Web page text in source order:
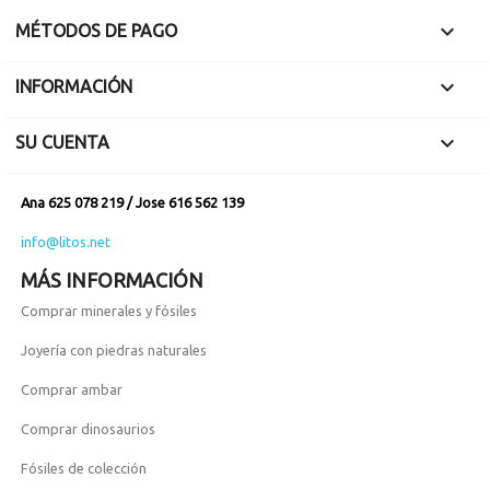
MÉTODOS DE PAGO 
INFORMACIÓN 
SU CUENTA 
Ana 625 078 219 / Jose 616 562 139
info@litos.net
MÁS INFORMACIÓN
Comprar minerales y fósiles
Joyería con piedras naturales
Comprar ambar
Comprar dinosaurios
Fósiles de colección